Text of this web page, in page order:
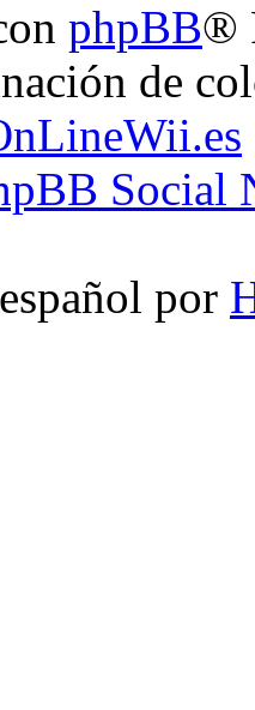
phpBB®
de
Social
por